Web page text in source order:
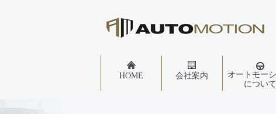
HOME 会社案内
オートモー
について